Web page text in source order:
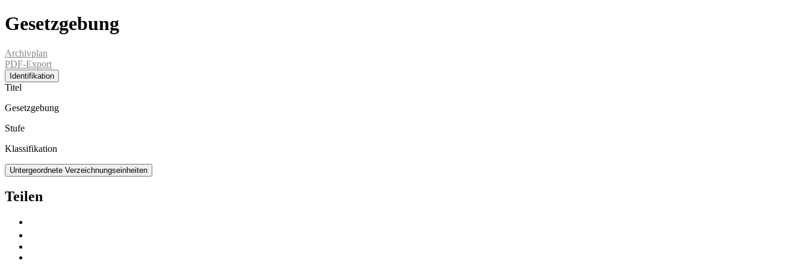
Gesetzgebung
Archivplan
PDF-Export
Identifikation
Titel
Gesetzgebung
Stufe
Klassifikation
Untergeordnete Verzeichnungseinheiten
Teilen